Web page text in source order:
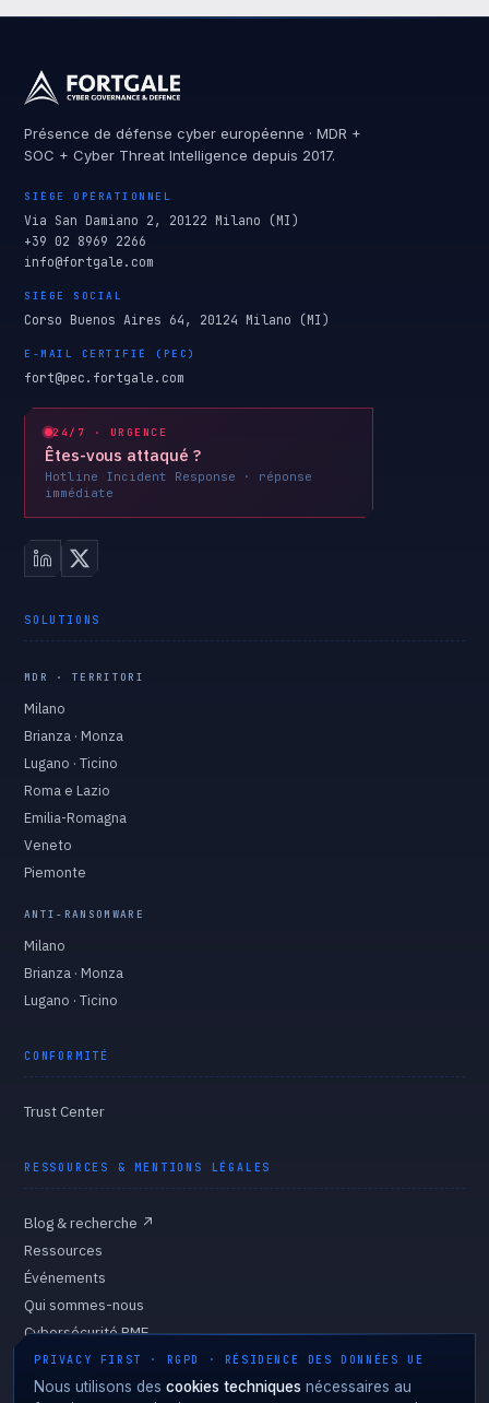
Présence de défense cyber européenne · MDR +
SOC + Cyber Threat Intelligence depuis 2017.
SIÈGE OPÉRATIONNEL
Via San Damiano 2, 20122 Milano (MI)
+39 02 8969 2266
info@fortgale.com
SIÈGE SOCIAL
Corso Buenos Aires 64, 20124 Milano (MI)
E-MAIL CERTIFIÉ (PEC)
fort@pec.fortgale.com
24/7 · URGENCE
Êtes-vous attaqué ?
Hotline Incident Response · réponse
immédiate
SOLUTIONS
MDR · TERRITORI
Milano
Brianza · Monza
Lugano · Ticino
Roma e Lazio
Emilia-Romagna
Veneto
Piemonte
ANTI-RANSOMWARE
Milano
Brianza · Monza
Lugano · Ticino
CONFORMITÉ
Trust Center
RESSOURCES & MENTIONS LÉGALES
Blog & recherche ↗
Ressources
Événements
Qui sommes-nous
Cybersécurité PME
Gouvernance
Politique de confidentialité
PRIVACY FIRST · RGPD · RÉSIDENCE DES DONNÉES UE
Nous utilisons des cookies techniques nécessaires au